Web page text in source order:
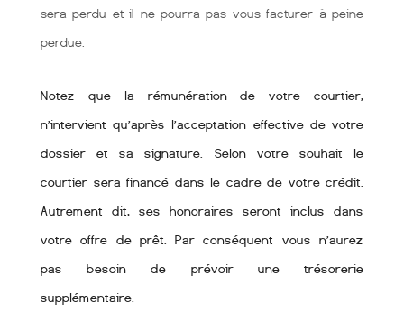
sera perdu et il ne pourra pas vous facturer à peine
perdue.
Notez que la rémunération de votre courtier,
n’intervient qu’après l’acceptation effective de votre
dossier et sa signature. Selon votre souhait le
courtier sera financé dans le cadre de votre crédit.
Autrement dit, ses honoraires seront inclus dans
votre offre de prêt. Par conséquent vous n’aurez
pas besoin de prévoir une trésorerie
supplémentaire.